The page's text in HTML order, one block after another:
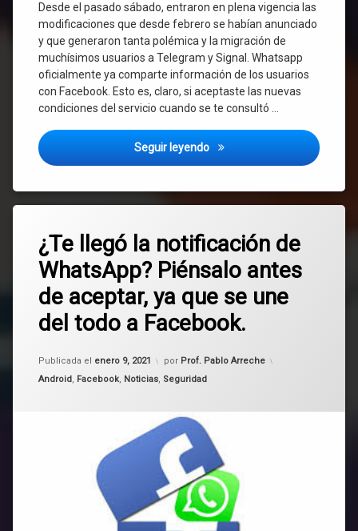
Desde el pasado sábado, entraron en plena vigencia las
modificaciones que desde febrero se habían anunciado
y que generaron tanta polémica y la migración de
muchísimos usuarios a Telegram y Signal. Whatsapp
oficialmente ya comparte información de los usuarios
con Facebook. Esto es, claro, si aceptaste las nuevas
condiciones del servicio cuando se te consultó …
Seguir leyendo Desde el 15 de mayo
¿Te llegó la notificación de
WhatsApp? Piénsalo antes
de aceptar, ya que se une
del todo a Facebook.
Publicada el enero 9, 2021
Actualizado el febrero 3, 2021
por Prof. Pablo Arreche
Categorías:
Android, Facebook, Noticias, Seguridad
Facebook
política
Signal
un
comentario
en
¿Te
llegó
la
notificación
Piénsalo
antes